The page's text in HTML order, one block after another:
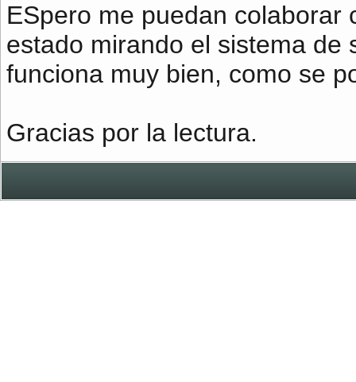
ESpero me puedan colaborar
estado mirando el sistema de
funciona muy bien, como se
Gracias por la lectura.